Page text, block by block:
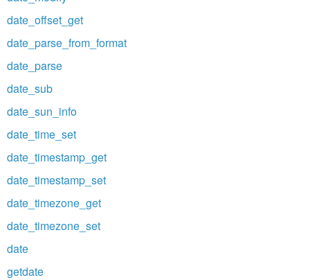
date_offset_get
date_parse_from_format
date_parse
date_sub
date_sun_info
date_time_set
date_timestamp_get
date_timestamp_set
date_timezone_get
date_timezone_set
date
getdate